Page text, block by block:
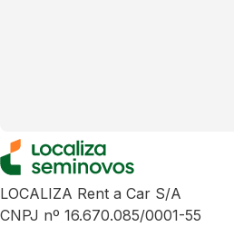
LOCALIZA Rent a Car S/A
CNPJ nº 16.670.085/0001-55